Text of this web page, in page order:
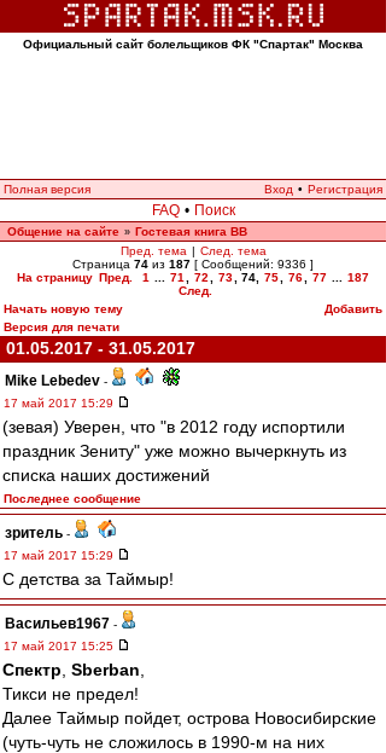
Официальный сайт болельщиков ФК "Спартак" Москва
Полная версия Вход • Регистрация
FAQ • Поиск
Общение на сайте » Гостевая книга ВВ
Пред. тема | След. тема
Страница 74 из 187 [ Сообщений: 9336 ]
На страницу Пред. 1 71 72 73 74 75 76 77
187
След.
Начать новую тему
Добавить
Версия для печати
01.05.2017 - 31.05.2017
Mike Lebedev -
17 май 2017 15:29
(зевая) Уверен, что "в 2012 году испортили
праздник Зениту" уже можно вычеркнуть из
списка наших достижений
Последнее сообщение
зpитель -
17 май 2017 15:29
С детства за Таймыр!
Васильев1967 -
17 май 2017 15:25
Спектр Sberban
Тикси не предел!
Далее Таймыр пойдет, острова Новосибирские
(чуть-чуть не сложилось в 1990-м на них